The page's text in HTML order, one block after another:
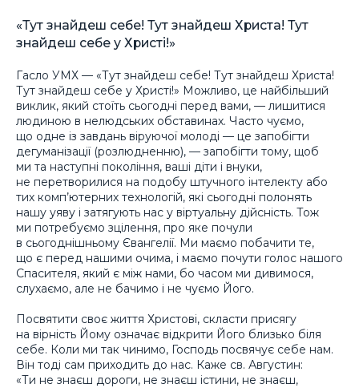
«Тут знайдеш себе! Тут знайдеш Христа! Тут
знайдеш себе у Христі!»
Гасло УМХ — «Тут знайдеш себе! Тут знайдеш Христа!
Тут знайдеш себе у Христі!» Можливо, це найбільший
виклик, який стоїть сьогодні перед вами, — лишитися
людиною в нелюдських обставинах. Часто чуємо,
що одне із завдань віруючої молоді — це запобігти
дегуманізації (розлюдненню), — запобігти тому, щоб
ми та наступні покоління, ваші діти і внуки,
не перетворилися на подобу штучного інтелекту або
тих комп’ютерних технологій, які сьогодні полонять
нашу уяву і затягують нас у віртуальну дійсність. Тож
ми потребуємо зцілення, про яке почули
в сьогоднішньому Євангелії. Ми маємо побачити те,
що є перед нашими очима, і маємо почути голос нашого
Спасителя, який є між нами, бо часом ми дивимося,
слухаємо, але не бачимо і не чуємо Його.
Посвятити своє життя Христові, скласти присягу
на вірність Йому означає відкрити Його близько біля
себе. Коли ми так чинимо, Господь посвячує себе нам.
Він тоді сам приходить до нас. Каже св. Августин:
«Ти не знаєш дороги, не знаєш істини, не знаєш,